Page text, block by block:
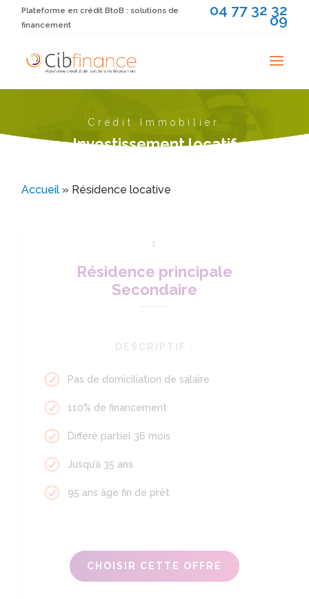
Plateforme en crédit BtoB : solutions de
financement
04 77 32 32
09
Crédit Immobilier
Investissement locatif
Accueil » Résidence locative
Résidence principale
Secondaire
Pas de domiciliation de salaire
110% de financement
Différé partiel 36 mois
Jusqu’à 35 ans
95 ans âge fin de prêt
CHOISIR CETTE OFFRE